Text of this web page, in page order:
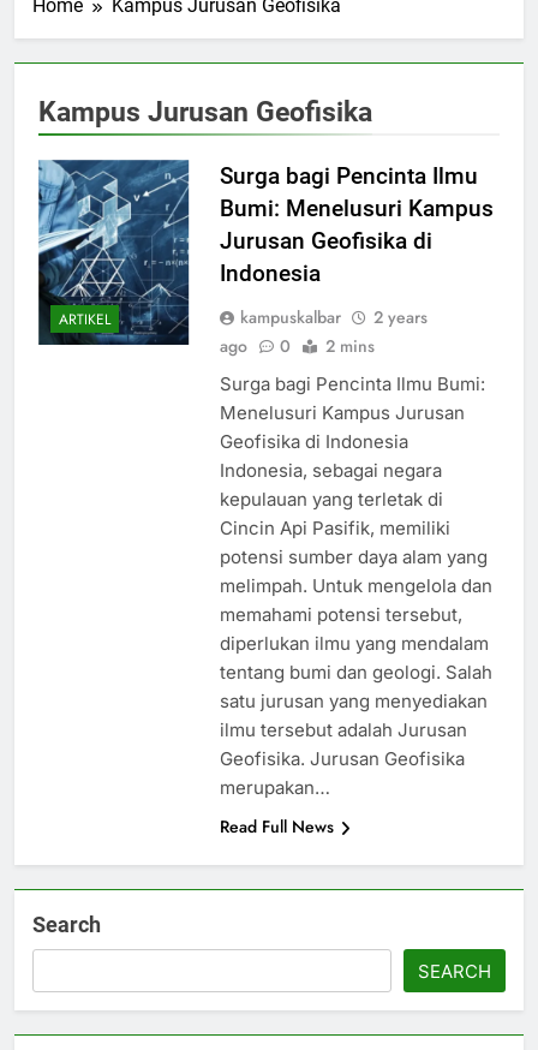
Home Kampus Jurusan Geofisika
Kampus Jurusan Geofisika
ARTIKEL
Surga bagi Pencinta Ilmu
Bumi: Menelusuri Kampus
Jurusan Geofisika di
Indonesia
kampuskalbar
2 years
ago
0 2 mins
Surga bagi Pencinta Ilmu Bumi:
Menelusuri Kampus Jurusan
Geofisika di Indonesia
Indonesia, sebagai negara
kepulauan yang terletak di
Cincin Api Pasifik, memiliki
potensi sumber daya alam yang
melimpah. Untuk mengelola dan
memahami potensi tersebut,
diperlukan ilmu yang mendalam
tentang bumi dan geologi. Salah
satu jurusan yang menyediakan
ilmu tersebut adalah Jurusan
Geofisika. Jurusan Geofisika
merupakan…
Read Full News
Search
SEARCH